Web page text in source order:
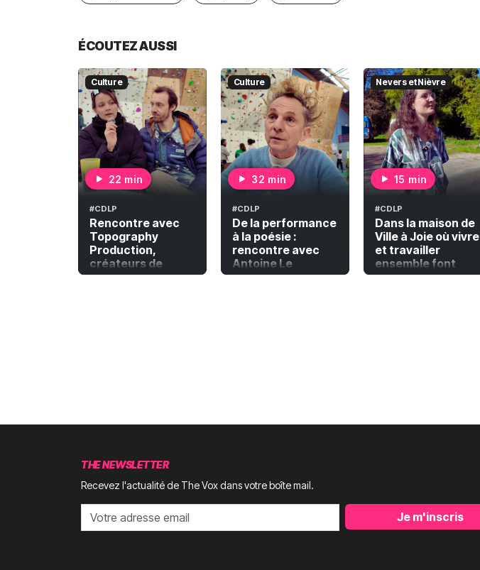
ÉCOUTEZ AUSSI
Culture
22 min
#CDLP
Rencontre avec
Topography
Production,
créateurs de
documentaires
Culture
32 min
#CDLP
De la performance
à la poésie :
rencontre avec
Antoine Le
Menestrel
Nevers et Nièvre
15 min
#CDLP
Dans la maison de
Ville à Joie où vivre
et travailler
ensemble font
paire
THE NEWSLETTER
Recevez l'actualité de The Vox dans votre boîte mail.
Je m'inscris